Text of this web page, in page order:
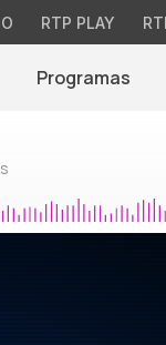
RTP PLAY
Programas